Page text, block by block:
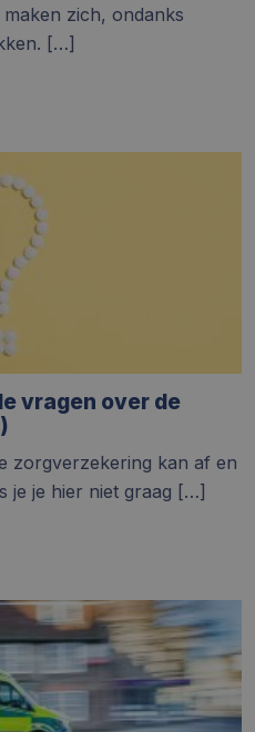
zich, ondanks
[…]
vragen over de
zorgverzekering kan af en
je je hier niet graag […]